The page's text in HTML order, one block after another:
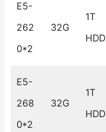
E5-
262
0*2
32G
1T
HDD
E5-
268
0*2
32G
1T
HDD